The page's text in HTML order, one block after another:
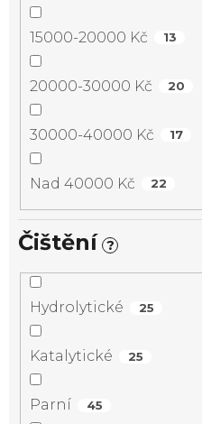
15000-20000 Kč 13
20000-30000 Kč 20
30000-40000 Kč 17
Nad 40000 Kč 22
Čištění ?
Hydrolytické 25
Katalytické 25
Parní 45